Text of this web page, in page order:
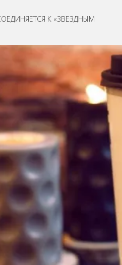
К «ЗВЕЗДНЫМ